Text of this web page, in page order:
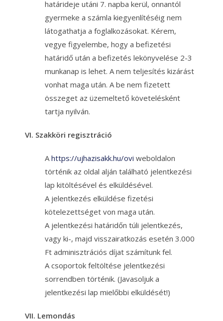
határideje utáni 7. napba kerül, onnantól
gyermeke a számla kiegyenlítéséig nem
látogathatja a foglalkozásokat. Kérem,
vegye figyelembe, hogy a befizetési
határidő után a befizetés lekönyvelése 2-3
munkanap is lehet. A nem teljesítés kizárást
vonhat maga után. A be nem fizetett
összeget az üzemeltető követelésként
tartja nyilván.
VI. Szakköri regisztráció
Ahttps://ujhazisakk.hu/ovi weboldalon
történik az oldal alján található jelentkezési
lap kitöltésével és elküldésével.
A jelentkezés elküldése fizetési
kötelezettséget von maga után.
A jelentkezési határidőn túli jelentkezés,
vagy ki-, majd visszairatkozás esetén 3.000
Ft adminisztrációs díjat számítunk fel.
A csoportok feltöltése jelentkezési
sorrendben történik. (Javasoljuk a
jelentkezési lap mielőbbi elküldését!)
VII. Lemondás